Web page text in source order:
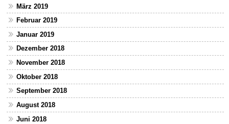
März 2019
Februar 2019
Januar 2019
Dezember 2018
November 2018
Oktober 2018
September 2018
August 2018
Juni 2018